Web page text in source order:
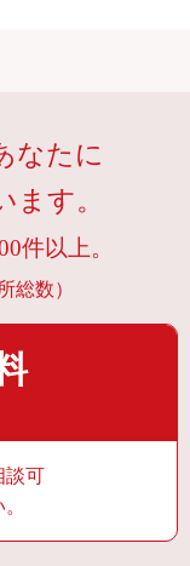
なたに
す。
件以上。
総数）
談可